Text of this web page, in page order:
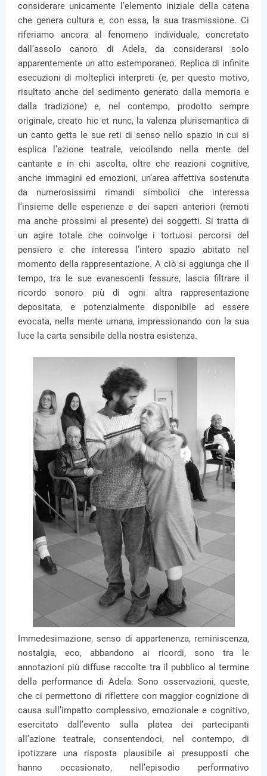
considerare unicamente l’elemento iniziale della catena
che genera cultura e, con essa, la sua trasmissione. Ci
riferiamo ancora al fenomeno individuale, concretato
dall’assolo canoro di Adela, da considerarsi solo
apparentemente un atto estemporaneo. Replica di infinite
esecuzioni di molteplici interpreti (e, per questo motivo,
risultato anche del sedimento generato dalla memoria e
dalla tradizione) e, nel contempo, prodotto sempre
originale, creato hic et nunc, la valenza plurisemantica di
un canto getta le sue reti di senso nello spazio in cui si
esplica l’azione teatrale, veicolando nella mente del
cantante e in chi ascolta, oltre che reazioni cognitive,
anche immagini ed emozioni, un’area affettiva sostenuta
da numerosissimi rimandi simbolici che interessa
l’insieme delle esperienze e dei saperi anteriori (remoti
ma anche prossimi al presente) dei soggetti. Si tratta di
un agire totale che coinvolge i tortuosi percorsi del
pensiero e che interessa l’intero spazio abitato nel
momento della rappresentazione. A ciò si aggiunga che il
tempo, tra le sue evanescenti fessure, lascia filtrare il
ricordo sonoro più di ogni altra rappresentazione
depositata, e potenzialmente disponibile ad essere
evocata, nella mente umana, impressionando con la sua
luce la carta sensibile della nostra esistenza.
Immedesimazione, senso di appartenenza, reminiscenza,
nostalgia, eco, abbandono ai ricordi, sono tra le
annotazioni più diffuse raccolte tra il pubblico al termine
della performance di Adela. Sono osservazioni, queste,
che ci permettono di riflettere con maggior cognizione di
causa sull’impatto complessivo, emozionale e cognitivo,
esercitato dall’evento sulla platea dei partecipanti
all’azione teatrale, consentendoci, nel contempo, di
ipotizzare una risposta plausibile ai presupposti che
hanno occasionato, nell’episodio performativo